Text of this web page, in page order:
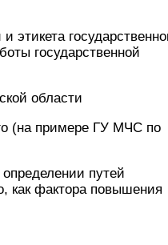
этикета
государственной
области
(на примере ГУ МЧС по
путей
как фактора повышения